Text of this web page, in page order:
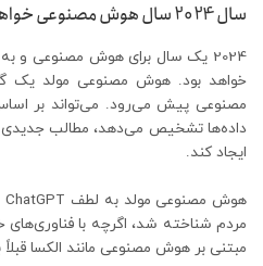
سال 2024 سال هوش مصنوعی خواهد بود
2024 یک سال برای هوش مصنوعی
خواهد بود. هوش مصنوعی مولد یک
مصنوعی پیش می‌رود. می‌تواند بر
داده‌ها تشخیص می‌دهد، مطالب جدیدی
ایجاد کند.
مردم شناخته شد، اگرچه با
مبتنی بر هوش مصنوعی مانند الکسا قبلاً